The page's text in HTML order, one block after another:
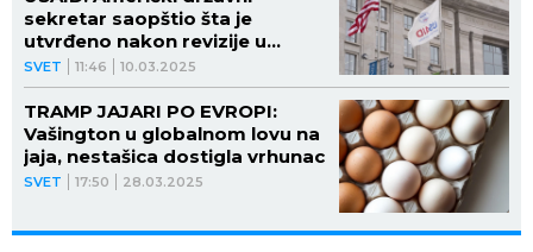
SVET 11:46 10.03.2025
sekretar saopštio šta je
utvrđeno nakon revizije u
Agenciji za međunarodni razvoj
SVET 17:50 28.03.2025
TRAMP JAJARI PO EVROPI:
Vašington u globalnom lovu na
jaja, nestašica dostigla vrhunac